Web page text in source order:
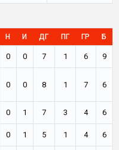
Н И ДГ ПГ ГР Б
0 0 7 1 6 9
0 0 8 1 7 6
0 1 7 3 4 6
0 1 5 1 4 6